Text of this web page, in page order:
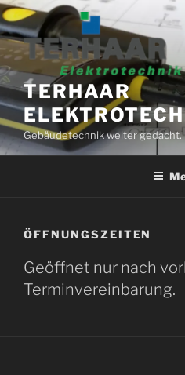
Zum
Inhalt
springen
TERHAAR
Gebäudetechnik weiter gedacht.
ÖFFNUNGSZEITEN
Geöffnet nur nach
Terminvereinbarung.